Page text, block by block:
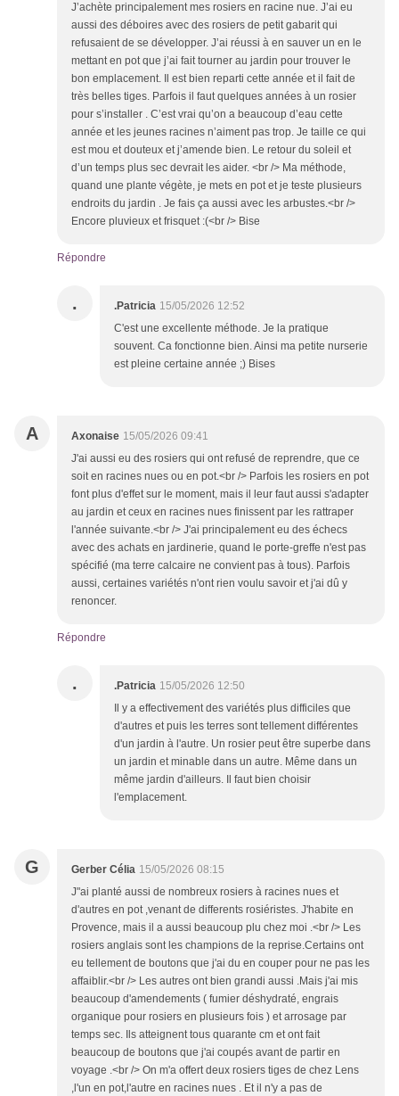
J’achète principalement mes rosiers en racine nue. J’ai eu
aussi des déboires avec des rosiers de petit gabarit qui
refusaient de se développer. J’ai réussi à en sauver un en le
mettant en pot que j’ai fait tourner au jardin pour trouver le
bon emplacement. Il est bien reparti cette année et il fait de
très belles tiges. Parfois il faut quelques années à un rosier
pour s’installer . C’est vrai qu’on a beaucoup d’eau cette
année et les jeunes racines n’aiment pas trop. Je taille ce qui
est mou et douteux et j’amende bien. Le retour du soleil et
d’un temps plus sec devrait les aider. <br /> Ma méthode,
quand une plante végète, je mets en pot et je teste plusieurs
endroits du jardin . Je fais ça aussi avec les arbustes.<br />
Encore pluvieux et frisquet :(<br /> Bise
Répondre
. .Patricia 15/05/2026 12:52
C'est une excellente méthode. Je la pratique
souvent. Ca fonctionne bien. Ainsi ma petite nurserie
est pleine certaine année ;) Bises
A Axonaise 15/05/2026 09:41
J'ai aussi eu des rosiers qui ont refusé de reprendre, que ce
soit en racines nues ou en pot.<br /> Parfois les rosiers en pot
font plus d'effet sur le moment, mais il leur faut aussi s'adapter
au jardin et ceux en racines nues finissent par les rattraper
l'année suivante.<br /> J'ai principalement eu des échecs
avec des achats en jardinerie, quand le porte-greffe n'est pas
spécifié (ma terre calcaire ne convient pas à tous). Parfois
aussi, certaines variétés n'ont rien voulu savoir et j'ai dû y
renoncer.
Répondre
. .Patricia 15/05/2026 12:50
Il y a effectivement des variétés plus difficiles que
d'autres et puis les terres sont tellement différentes
d'un jardin à l'autre. Un rosier peut être superbe dans
un jardin et minable dans un autre. Même dans un
même jardin d'ailleurs. Il faut bien choisir
l'emplacement.
G Gerber Célia 15/05/2026 08:15
J"ai planté aussi de nombreux rosiers à racines nues et
d'autres en pot ,venant de differents rosiéristes. J'habite en
Provence, mais il a aussi beaucoup plu chez moi .<br /> Les
rosiers anglais sont les champions de la reprise.Certains ont
eu tellement de boutons que j'ai du en couper pour ne pas les
affaiblir.<br /> Les autres ont bien grandi aussi .Mais j'ai mis
beaucoup d'amendements ( fumier déshydraté, engrais
organique pour rosiers en plusieurs fois ) et arrosage par
temps sec. Ils atteignent tous quarante cm et ont fait
beaucoup de boutons que j'ai coupés avant de partir en
voyage .<br /> On m'a offert deux rosiers tiges de chez Lens
,l'un en pot,l'autre en racines nues . Et il n'y a pas de